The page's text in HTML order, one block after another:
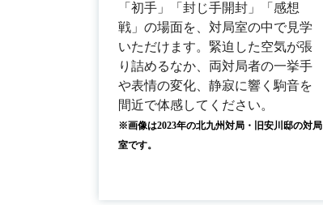
「初手」「封じ手開封」「感想
戦」の場面を、対局室の中で見学
いただけます。緊迫した空気が張
り詰めるなか、両対局者の一挙手
や表情の変化、静寂に響く駒音を
※画像は2023年の北九州対局・旧安川邸の対局
室です。